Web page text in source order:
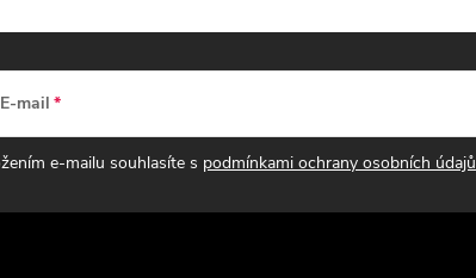
E-mail
e-mailu souhlasíte s podmínkami ochrany osobních údajů